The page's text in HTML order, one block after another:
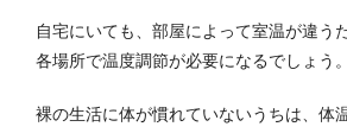
自宅にいても、部屋によって室温が違う
各場所で温度調節が必要になるでしょう。
裸の生活に体が慣れていないうちは、体